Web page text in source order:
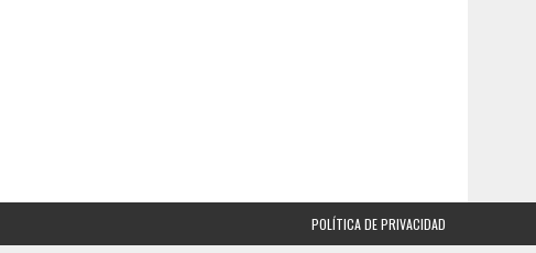
POLÍTICA DE PRIVACIDAD